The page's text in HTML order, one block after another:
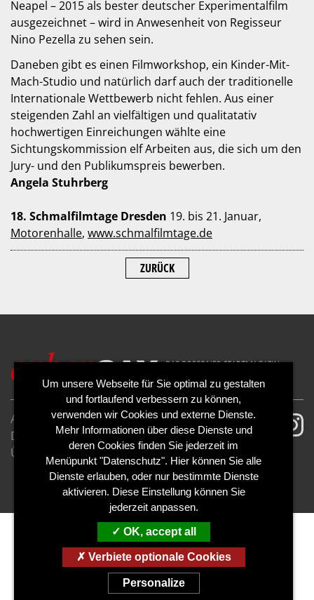
Neapel – 2015 als bester deutscher Experimentalfilm
ausgezeichnet – wird in Anwesenheit von Regisseur
Nino Pezella zu sehen sein.
Daneben gibt es einen Filmworkshop, ein Kinder-Mit-
Mach-Studio und natürlich darf auch der traditionelle
Internationale Wettbewerb nicht fehlen. Aus einer
steigenden Zahl an vielfältigen und qualitatativ
hochwertigen Einreichungen wählte eine
Sichtungskommission elf Arbeiten aus, die sich um den
Jury- und den Publikumspreis bewerben.
Angela Stuhrberg
18. Schmalfilmtage Dresden 19. bis 21. Januar,
Motorenhalle, www.schmalfilmtage.de
ZURÜCK
AGB
Impressum
Datenschutzerklärung
Cookies
Über uns
Kontakt
Mediadaten
Abo kündigen
Abo widerrufen
Um unsere Webseite für Sie optimal zu gestalten
und fortlaufend verbessern zu können,
verwenden wir Cookies und externe Dienste.
Mehr Informationen über diese Dienste und
deren Cookies finden Sie jederzeit im
Menüpunkt "Datenschutz". Hier können Sie alle
Dienste erlauben, oder nur bestimmte Dienste
aktivieren. Diese Einstellung können Sie
jederzeit anpassen.
OK, accept all
Verbiete optionale Cookies
Personalize